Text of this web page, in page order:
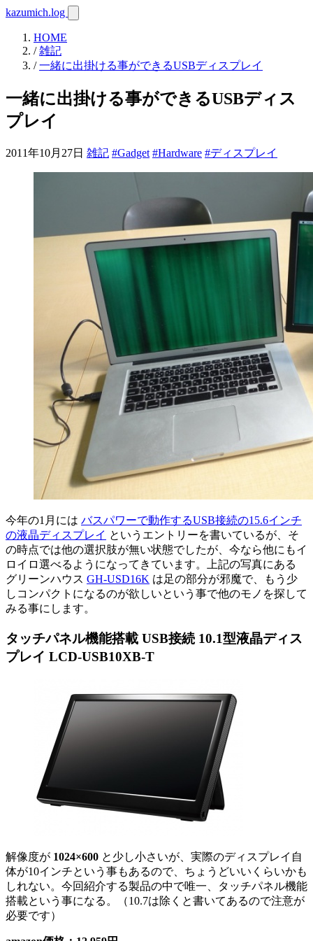
kazumich.log
HOME
/雑記
/一緒に出掛ける事ができるUSBディスプレイ
一緒に出掛ける事ができるUSBディス
プレイ
2011年10月27日 雑記 #Gadget #Hardware #ディスプレイ
今年の1月には バスパワーで動作するUSB接続の15.6インチ
の液晶ディスプレイ というエントリーを書いているが、そ
の時点では他の選択肢が無い状態でしたが、今なら他にもイ
ロイロ選べるようになってきています。上記の写真にある
グリーンハウス GH-USD16K は足の部分が邪魔で、もう少
しコンパクトになるのが欲しいという事で他のモノを探して
みる事にします。
タッチパネル機能搭載 USB接続 10.1型液晶ディス
プレイ LCD-USB10XB-T
解像度が 1024×600 と少し小さいが、実際のディスプレイ自
体が10インチという事もあるので、ちょうどいいくらいかも
しれない。今回紹介する製品の中で唯一、タッチパネル機能
搭載という事になる。（10.7は除くと書いてあるので注意が
必要です）